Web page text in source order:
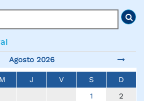
Agosto 2026
M J V S
D
1
2